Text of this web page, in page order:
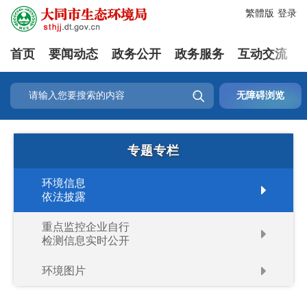
登录
繁體版
首页 要闻动态 政务公开 政务服务 互动交流
 无障碍浏览
专题专栏
环境信息
依法披露
重点监控企业自行
检测信息实时公开
环境图片